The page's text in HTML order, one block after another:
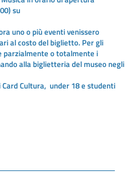
su
uno o più eventi venissero
al costo del biglietto. Per gli
parzialmente o totalmente i
alla biglietteria del museo negli
Cultura, under 18 e studenti